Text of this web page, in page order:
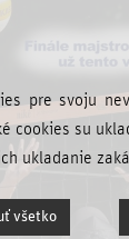
pre svoju
cookies su
ukladanie
všetko